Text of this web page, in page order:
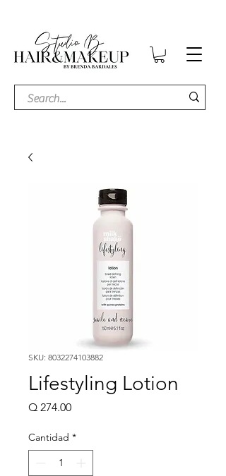
SKU: 8032274103882
Lifestyling Lotion
Q 274.00Precio
Cantidad *